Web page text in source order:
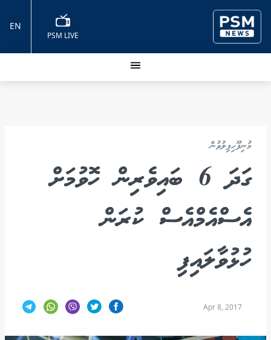
PSM LIVE
EN
މުނިފޫހިފިލުވުން
ގަދަ 6 ބައިވެރިން ހޮވުމަށް
އެސްއެމްއެސް ކުރަން
ހުޅުވާލައިފި
Apr 8, 2017